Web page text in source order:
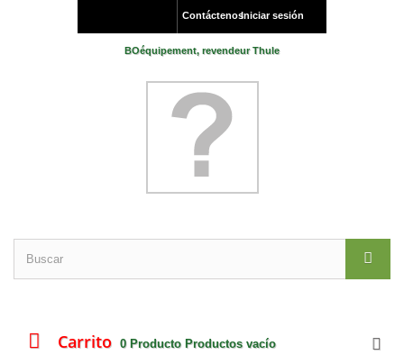
Iniciar sesión
Contáctenos
BOéquipement, revendeur Thule
Carrito 0 Producto Productos vacío